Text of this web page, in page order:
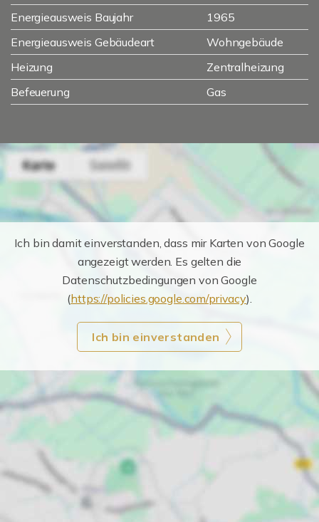
Energieausweis Baujahr
1965
Energieausweis Gebäudeart
Wohngebäude
Heizung
Zentralheizung
Befeuerung
Gas
Ich bin damit einverstanden, dass mir Karten von Google
angezeigt werden. Es gelten die
Datenschutzbedingungen von Google
(https://policies.google.com/privacy).
Ich bin einverstanden